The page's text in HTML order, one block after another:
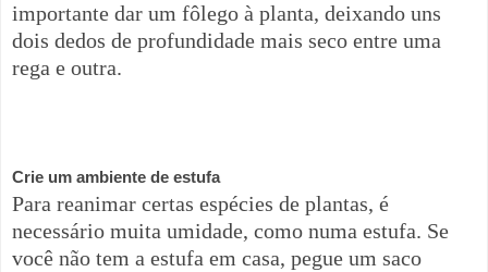
importante dar um fôlego à planta, deixando uns
dois dedos de profundidade mais seco entre uma
rega e outra.
Crie um ambiente de estufa
Para reanimar certas espécies de plantas, é
necessário muita umidade, como numa estufa. Se
você não tem a estufa em casa, pegue um saco